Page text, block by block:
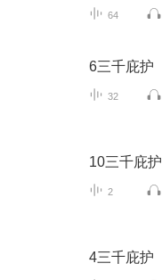
64
6三千庇护
32
10三千庇护
2
4三千庇护